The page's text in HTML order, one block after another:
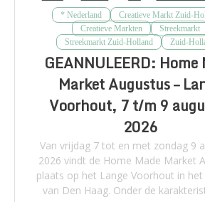
* Nederland
Creatieve Markt Zuid-
Creatieve Markten
Streekmarkt
Streekmarkt Zuid-Holland
Zuid-
GEANNULEERD: Home
Market Augustus –
Voorhout, 7 t/m 9
2026
Van vrijdag 7 tot en met zondag 9
2026 vindt de Home Made Market
plaats op het Lange Voorhout in
van Den Haag. Onder de